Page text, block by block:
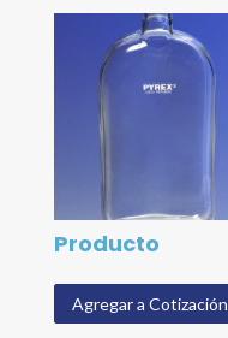
Producto
Agregar a Cotización